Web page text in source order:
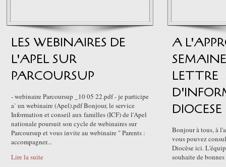
LES WEBINAIRES DE
L'APEL SUR
PARCOURSUP
- webinaire Parcoursup _10 05 22.pdf - je participe
a` un webinaire (Apel).pdf Bonjour, le service
Information et conseil aux familles (ICF) de l'Apel
nationale poursuit son cycle de webinaires sur
Parcoursup et vous invite au webinaire " Parents :
accompagner...
Lire la suite
A
LETTRE
Bonjour à tous, à
vous pouvez
Diocèse ici.
souhaite de bonnes